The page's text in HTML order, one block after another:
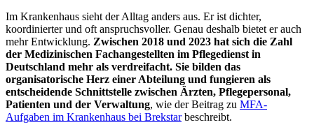
Im Krankenhaus sieht der Alltag anders aus. Er ist dichter,
koordinierter und oft anspruchsvoller. Genau deshalb bietet er auch
mehr Entwicklung. Zwischen 2018 und 2023 hat sich die Zahl
der Medizinischen Fachangestellten im Pflegedienst in
Deutschland mehr als verdreifacht. Sie bilden das
organisatorische Herz einer Abteilung und fungieren als
entscheidende Schnittstelle zwischen Ärzten, Pflegepersonal,
Patienten und der Verwaltung, wie der Beitrag zu MFA-
Aufgaben im Krankenhaus bei Brekstarbeschreibt.